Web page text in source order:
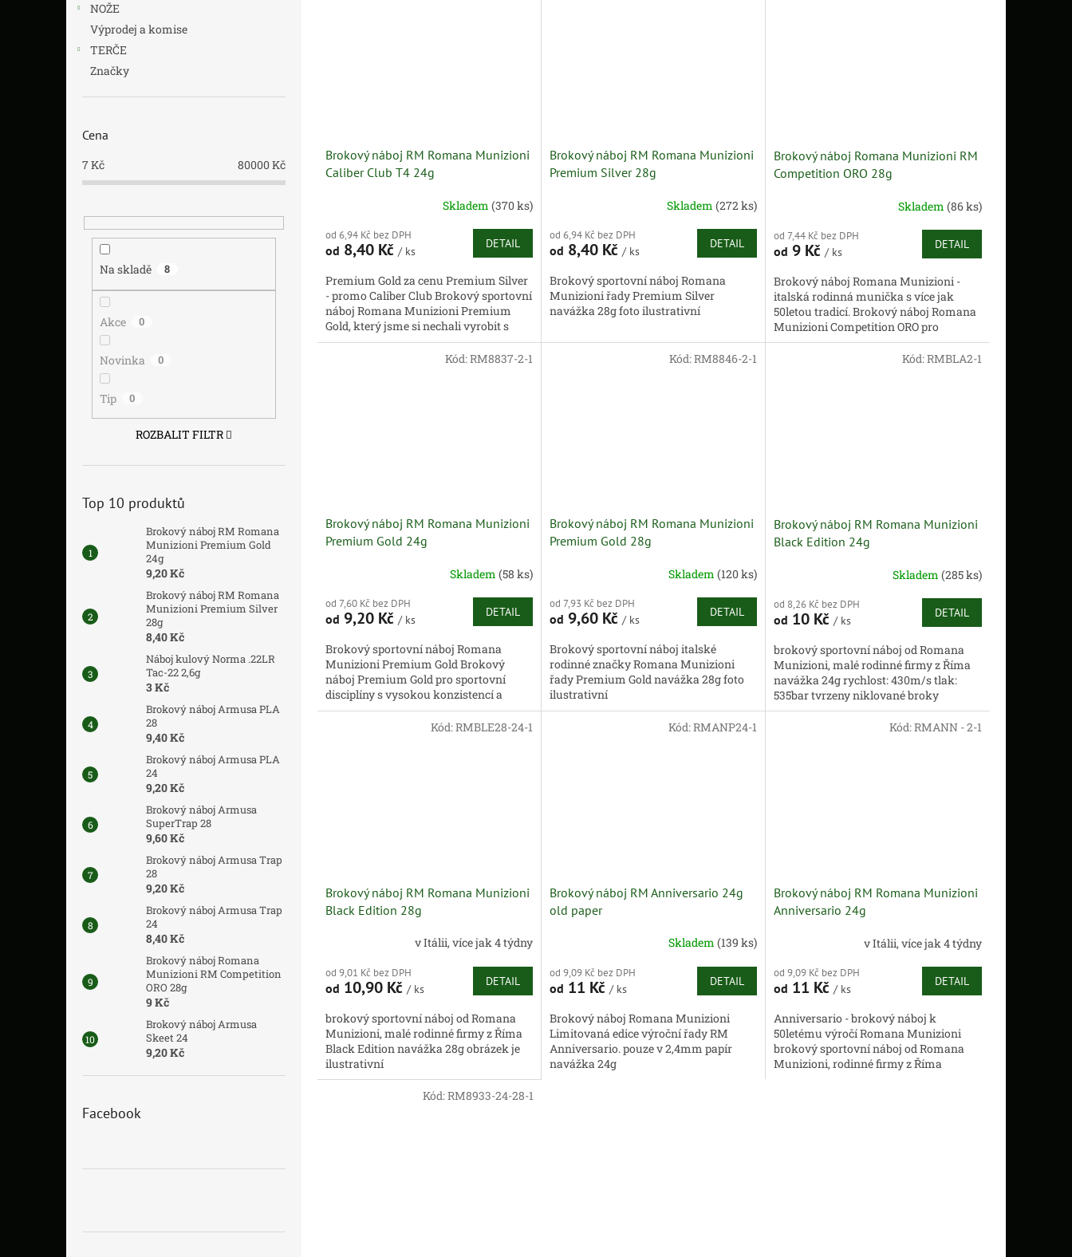
NOŽE
Výprodej a komise
TERČE
Značky
Cena
7Kč 80000Kč
Na skladě 8
Akce 0
Novinka 0
Tip 0
ROZBALIT FILTR
Top 10 produktů
Brokový náboj RM Romana
Munizioni Premium Gold
24g
9,20 Kč
Brokový náboj RM Romana
Munizioni Premium Silver
28g
8,40 Kč
Náboj kulový Norma .22LR
Tac-22 2,6g
3 Kč
Brokový náboj Armusa PLA
28
9,40 Kč
Brokový náboj Armusa PLA
24
9,20 Kč
Brokový náboj Armusa
SuperTrap 28
9,60 Kč
Brokový náboj Armusa Trap
28
9,20 Kč
Brokový náboj Armusa Trap
24
8,40 Kč
Brokový náboj Romana
Munizioni RM Competition
ORO 28g
9 Kč
Brokový náboj Armusa
Skeet 24
9,20 Kč
Facebook
Brokový náboj RM Romana Munizioni
Caliber Club T4 24g
Skladem (370 ks)
od 6,94 Kč bez DPH
od 8,40 Kč / ks
DETAIL
Premium Gold za cenu Premium Silver
- promo Caliber Club Brokový sportovní
náboj Romana Munizioni Premium
Gold, který jsme si nechali vyrobit s
naším logem Caliber Club potisk...
Brokový náboj RM Romana Munizioni
Premium Silver 28g
Skladem (272 ks)
od 6,94 Kč bez DPH
od 8,40 Kč / ks
DETAIL
Brokový sportovní náboj Romana
Munizioni řady Premium Silver
navážka 28g foto ilustrativní
Brokový náboj Romana Munizioni RM
Competition ORO 28g
Skladem (86 ks)
od 7,44 Kč bez DPH
od 9 Kč / ks
DETAIL
Brokový náboj Romana Munizioni -
italská rodinná munička s více jak
50letou tradicí. Brokový náboj Romana
Munizioni Competition ORO pro
sportovní disciplíny s důrazem na...
Brokový náboj RM Romana Munizioni
Premium Gold 24g
Skladem (58 ks)
od 7,60 Kč bez DPH
od 9,20 Kč / ks
DETAIL
Brokový sportovní náboj Romana
Munizioni Premium Gold Brokový
náboj Premium Gold pro sportovní
disciplíny s vysokou konzistencí a
středním zpětným rázem. navážka 24g
Kód:RM8837-2-1
Brokový náboj RM Romana Munizioni
Premium Gold 28g
Skladem (120 ks)
od 7,93 Kč bez DPH
od 9,60 Kč / ks
DETAIL
Brokový sportovní náboj italské
rodinné značky Romana Munizioni
řady Premium Gold navážka 28g foto
ilustrativní
Kód:RM8846-2-1
Brokový náboj RM Romana Munizioni
Black Edition 24g
Skladem (285 ks)
od 8,26 Kč bez DPH
od 10 Kč / ks
DETAIL
brokový sportovní náboj od Romana
Munizioni, malé rodinné firmy z Říma
navážka 24g rychlost: 430m/s tlak:
535bar tvrzeny niklované broky
obrázek je ilustrativní
Kód:RMBLA2-1
Brokový náboj RM Romana Munizioni
Black Edition 28g
v Itálii, více jak 4 týdny
od 9,01 Kč bez DPH
od 10,90 Kč / ks
DETAIL
brokový sportovní náboj od Romana
Munizioni, malé rodinné firmy z Říma
Black Edition navážka 28g obrázek je
ilustrativní
Kód:RMBLE28-24-1
Brokový náboj RM Anniversario 24g
old paper
Skladem (139 ks)
od 9,09 Kč bez DPH
od 11 Kč / ks
DETAIL
Brokový náboj Romana Munizioni
Limitovaná edice výroční řady RM
Anniversario. pouze v 2,4mm papír
navážka 24g
Kód:RMANP24-1
Brokový náboj RM Romana Munizioni
Anniversario 24g
v Itálii, více jak 4 týdny
od 9,09 Kč bez DPH
od 11 Kč / ks
DETAIL
Anniversario - brokový náboj k
50letému výročí Romana Munizioni
brokový sportovní náboj od Romana
Munizioni, rodinné firmy z Říma
Kód:RMANN - 2-1
Kód:RM8933-24-28-1